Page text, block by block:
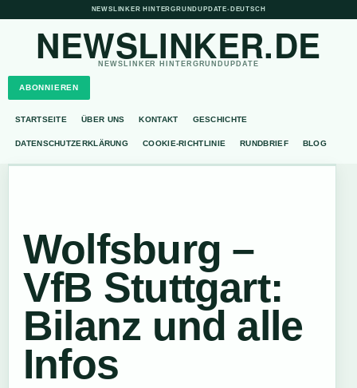
NEWSLINKER HINTERGRUNDUPDATE• DEUTSCH
NEWSLINKER.DE
NEWSLINKER HINTERGRUNDUPDATE
ABONNIEREN
STARTSEITE ÜBER UNS KONTAKT GESCHICHTE
DATENSCHUTZERKLÄRUNG COOKIE-RICHTLINIE RUNDBRIEF BLOG
Wolfsburg –
VfB Stuttgart:
Bilanz und alle
Infos